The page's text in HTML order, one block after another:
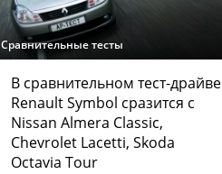
Сравнительные тесты
В сравнительном тест-драйве
Renault Symbol сразится с
Nissan Almera Classic,
Chevrolet Lacetti, Skoda
Octavia Tour